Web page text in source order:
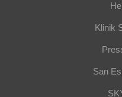
Klinik
San